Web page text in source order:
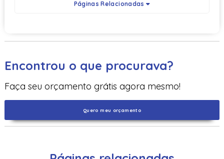
Páginas Relacionadas
Encontrou o que procurava?
Faça seu orçamento grátis agora mesmo!
Quero meu orçamento